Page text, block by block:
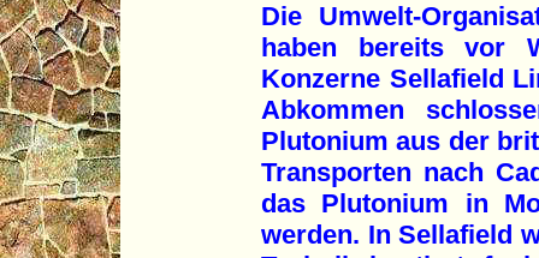
Die Umwelt-
haben bereits vor
Konzerne Sellafield
Abkommen
Plutonium aus der
Transporten nach
das Plutonium in
werden. In Sellafield